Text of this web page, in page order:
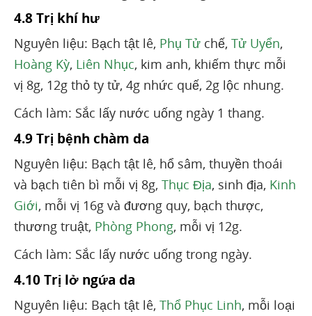
4.8 Trị khí hư
Nguyên liệu: Bạch tật lê, Phụ Tử chế, Tử Uyển,
Hoàng Kỳ, Liên Nhục, kim anh, khiếm thực mỗi
vị 8g, 12g thỏ ty tử, 4g nhức quế, 2g lộc nhung.
Cách làm: Sắc lấy nước uống ngày 1 thang.
4.9 Trị bệnh chàm da
Nguyên liệu: Bạch tật lê, hổ sâm, thuyền thoái
và bạch tiên bì mỗi vị 8g, Thục Địa, sinh địa, Kinh
Giới, mỗi vị 16g và đương quy, bạch thược,
thương truật, Phòng Phong, mỗi vị 12g.
Cách làm: Sắc lấy nước uống trong ngày.
4.10 Trị lở ngứa da
Nguyên liệu: Bạch tật lê, Thổ Phục Linh, mỗi loại